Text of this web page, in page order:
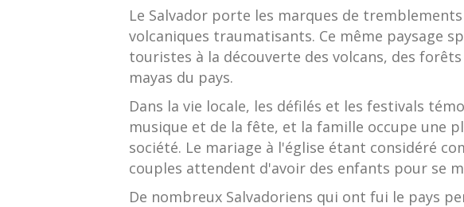
Le Salvador porte les marques de
volcaniques traumatisants. Ce même paysage
touristes à la découverte des volcans, des
mayas du pays.
Dans la vie locale, les défilés et les festivals
musique et de la fête, et la famille occupe une
société. Le mariage à l'église étant considéré
couples attendent d'avoir des enfants pour se
De nombreux Salvadoriens qui ont fui le pays